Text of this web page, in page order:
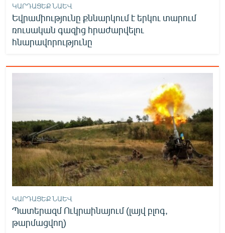
ԿԱՐԴԱՑԵՔ ՆԱԵՎ
Եվրամիությունը քննարկում է երկու տարում
ռուսական գազից հրաժարվելու
հնարավորությունը
ԿԱՐԴԱՑԵՔ ՆԱԵՎ
Պատերազմ Ուկրաինայում (լայվ բլոգ,
թարմացվող)